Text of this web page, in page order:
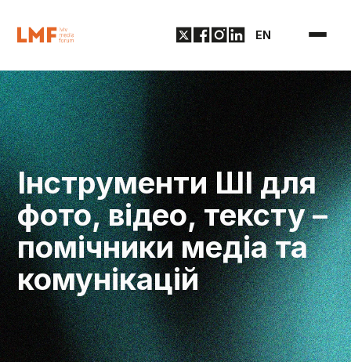
EN
Інструменти ШІ для
фото, відео, тексту –
помічники медіа та
комунікацій